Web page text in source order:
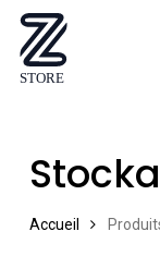
Skip
main
Accueil